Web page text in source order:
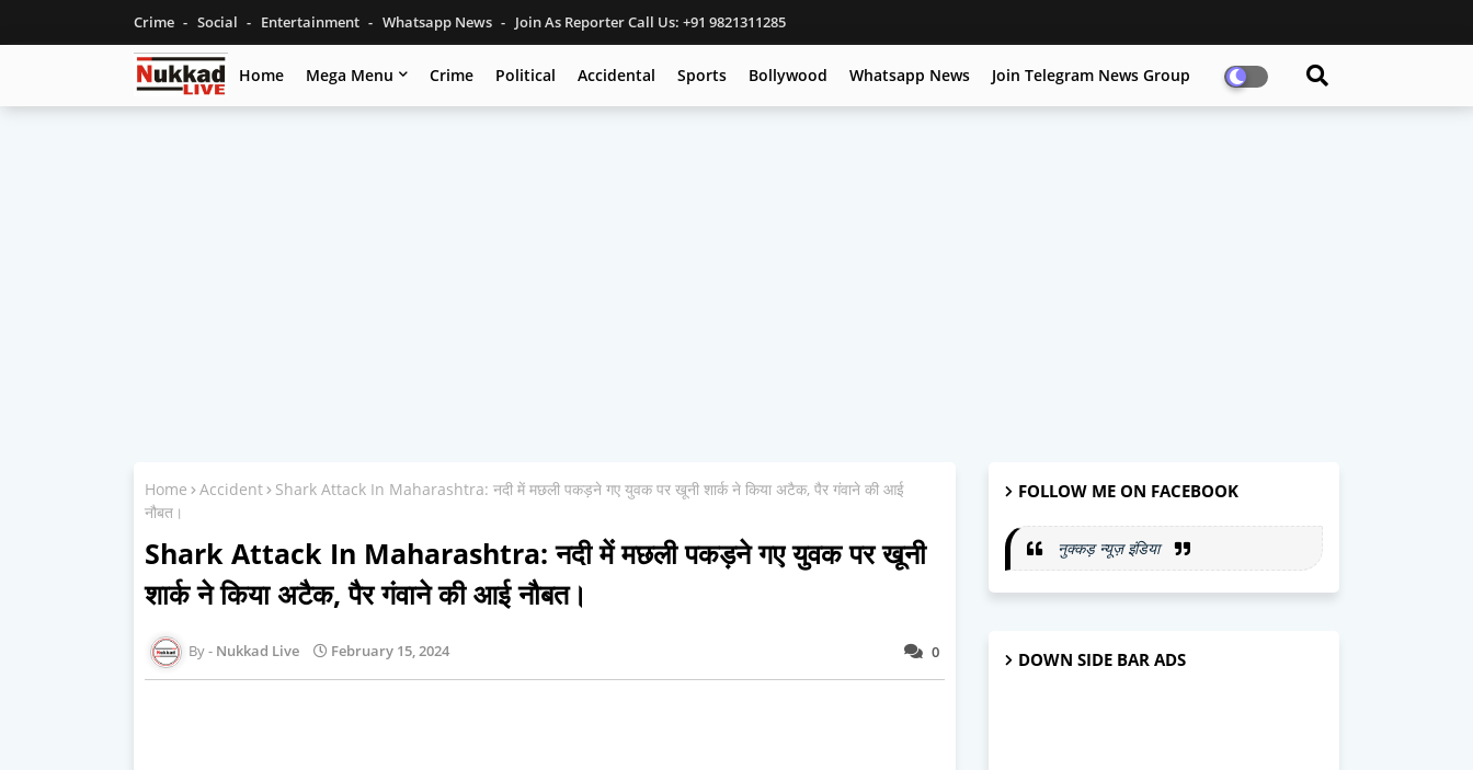
Crime Social Entertainment Whatsapp News Join As Reporter Call Us: +91 9821311285
Home Mega Menu Crime Political Accidental Sports Bollywood Whatsapp News Join Telegram News Group
Home Accident
Shark Attack In Maharashtra: नदी में मछली पकड़ने गए युवक पर खूनी शार्क ने किया अटैक, पैर गंवाने की आई
नौबत।
Shark Attack In Maharashtra: नदी में मछली पकड़ने गए युवक पर खूनी
शार्क ने किया अटैक, पैर गंवाने की आई नौबत।
0
Nukkad Live February 15, 2024
FOLLOW ME ON FACEBOOK
नुक्कड़ न्यूज़ इंडिया
DOWN SIDE BAR ADS